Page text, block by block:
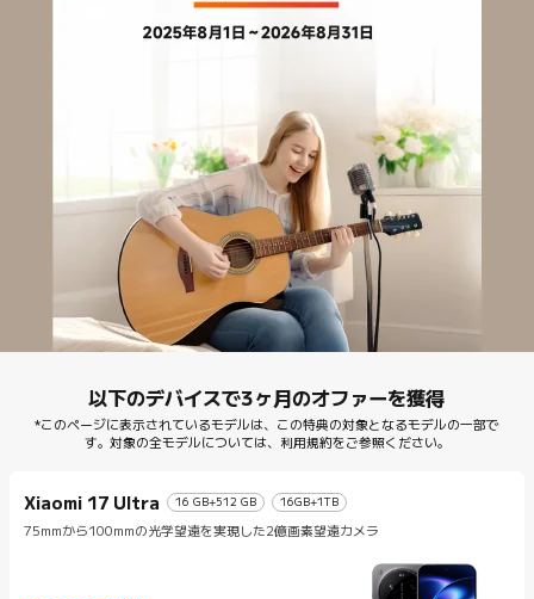
以下のデバイスで3ヶ月のオファーを獲得
*このページに表示されているモデルは、この特典の対象となるモデルの一部で
す。対象の全モデルについては、利用規約をご参照ください。
Xiaomi 17 Ultra 16 GB+512 GB 16GB+1TB
75mmから100mmの光学望遠を実現した2億画素望遠カメラ